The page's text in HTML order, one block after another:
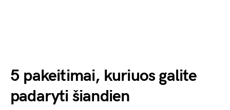
5 pakeitimai, kuriuos galite
padaryti šiandien